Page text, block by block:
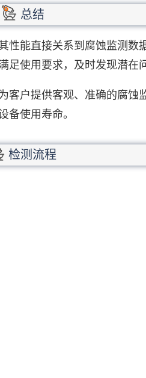
总结
能直接关系到腐蚀监测数
使用要求，及时发现潜在
户提供客观、准确的腐蚀
备使用寿命。
检测流程